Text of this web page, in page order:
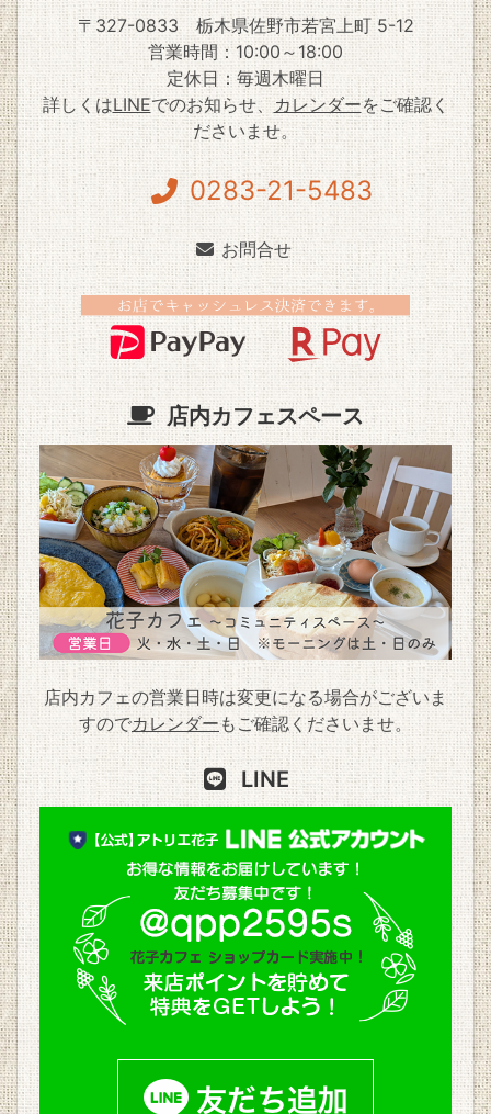
〒327-0833
栃木県佐野市若宮上町 5-12
営業時間：10:00～18:00
定休日：毎週木曜日
詳しくはLINEでのお知らせ、カレンダーをご確認く
ださいませ。
0283-21-5483
お問合せ
店内カフェスペース
店内カフェの営業日時は変更になる場合がございま
すのでカレンダーもご確認くださいませ。
LINE